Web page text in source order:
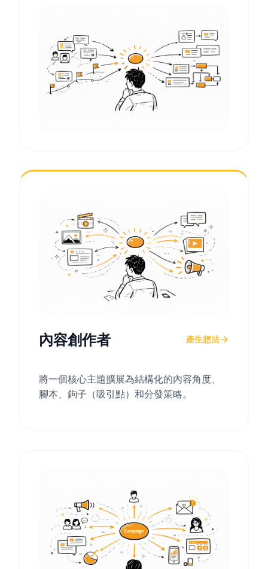
內容創作者 產生想法
將一個核心主題擴展為結構化的內容角度、
腳本、鉤子（吸引點）和分發策略。